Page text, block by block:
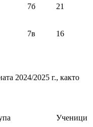
7б 21
7в 16
2024/2025 г., както
Ученици